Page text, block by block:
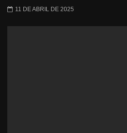
11 DE ABRIL DE 2025